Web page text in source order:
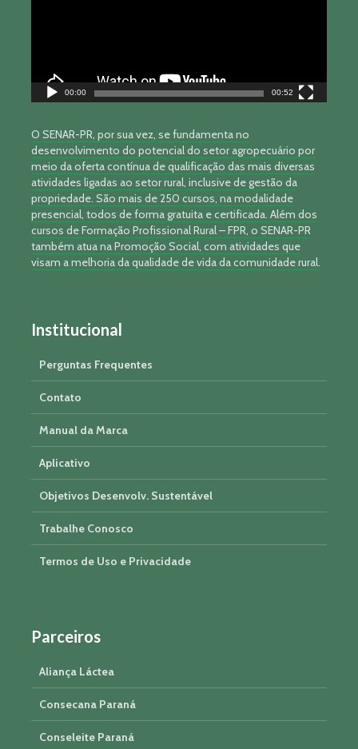
00:00 00:52
O SENAR-PR, por sua vez, se fundamenta no
desenvolvimento do potencial do setor agropecuário por
meio da oferta contínua de qualificação das mais diversas
atividades ligadas ao setor rural, inclusive de gestão da
propriedade. São mais de 250 cursos, na modalidade
presencial, todos de forma gratuita e certificada. Além dos
cursos de Formação Profissional Rural – FPR, o SENAR-PR
também atua na Promoção Social, com atividades que
visam a melhoria da qualidade de vida da comunidade rural.
Institucional
Perguntas Frequentes
Contato
Manual da Marca
Aplicativo
Objetivos Desenvolv. Sustentável
Trabalhe Conosco
Termos de Uso e Privacidade
Parceiros
Aliança Láctea
Consecana Paraná
Conseleite Paraná